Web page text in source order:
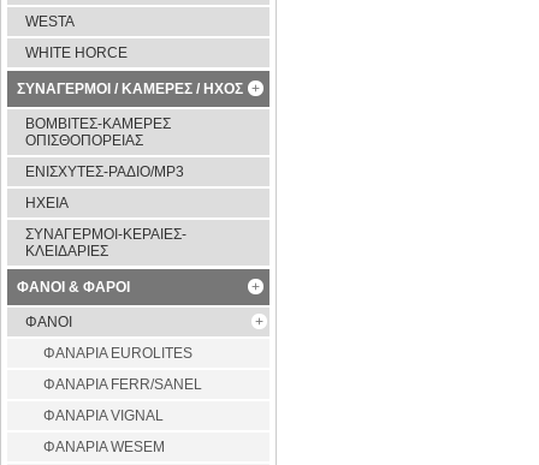
WESTA
WHITE HORCE
ΣΥΝΑΓΕΡΜΟΙ / ΚΑΜΕΡΕΣ / ΗΧΟΣ
ΒΟΜΒΙΤΕΣ-ΚΑΜΕΡΕΣ
ΟΠΙΣΘΟΠΟΡΕΙΑΣ
ΕΝΙΣΧΥΤΕΣ-ΡΑΔΙΟ/MP3
ΗΧΕΙΑ
ΣΥΝΑΓΕΡΜΟΙ-ΚΕΡΑΙΕΣ-
ΚΛΕΙΔΑΡΙΕΣ
ΦΑΝΟΙ & ΦΑΡΟΙ
ΦΑΝΟΙ
ΦAΝΑΡΙΑ EUROLITES
ΦΑΝΑΡΙΑ FERR/SANEL
ΦΑΝΑΡΙΑ VIGNAL
ΦΑΝΑΡΙΑ WESEM